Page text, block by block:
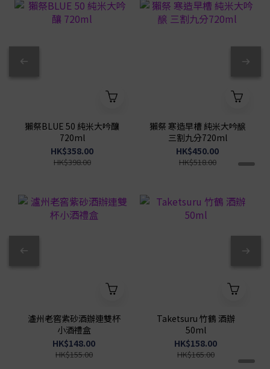
獺祭BLUE 50 純米大吟釀
720ml
HK$358.00
HK$398.00
獺祭 寒造早槽 純米大吟醸
三割九分720ml
HK$450.00
HK$518.00
瀘州老窖紫砂酒辦連雙杯
小酒禮盒
HK$148.00
HK$155.00
Taketsuru 竹鶴 酒辦
50ml
HK$158.00
HK$165.00